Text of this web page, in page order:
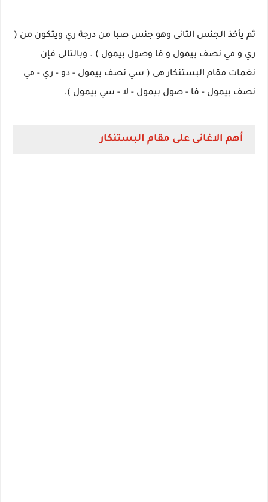
ثم يأخذ الجنس الثانى وهو جنس صبا من درجة ري ويتكون من (
ري و مي نصف بيمول و فا وصول بيمول ) . وبالتالى فإن
نغمات مقام البستنكار هى ( سي نصف بيمول - دو - ري - مي
نصف بيمول - فا - صول بيمول - لا - سي بيمول ).
أهم الاغانى على مقام البستنكار